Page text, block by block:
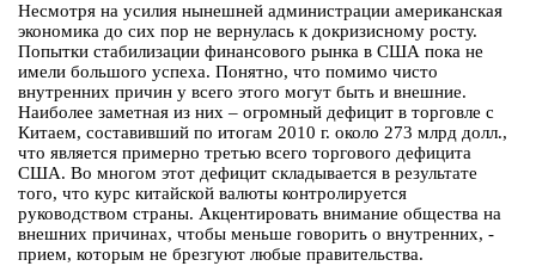
Несмотря на усилия нынешней администрации американская
экономика до сих пор не вернулась к докризисному росту.
Попытки стабилизации финансового рынка в США пока не
имели большого успеха. Понятно, что помимо чисто
внутренних причин у всего этого могут быть и внешние.
Наиболее заметная из них – огромный дефицит в торговле с
Китаем, составивший по итогам 2010 г. около 273 млрд долл.,
что является примерно третью всего торгового дефицита
США. Во многом этот дефицит складывается в результате
того, что курс китайской валюты контролируется
руководством страны. Акцентировать внимание общества на
внешних причинах, чтобы меньше говорить о внутренних, -
прием, которым не брезгуют любые правительства.